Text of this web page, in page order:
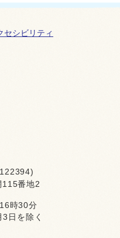
セシビリティ
番地2
時30分
日を除く